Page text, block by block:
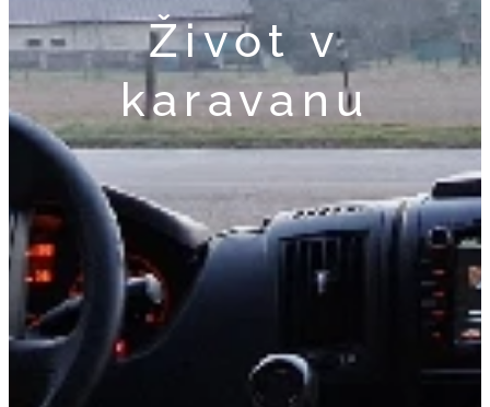
Život v
karavanu